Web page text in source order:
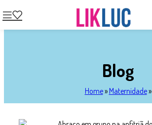
Blog
Home»Maternidade»